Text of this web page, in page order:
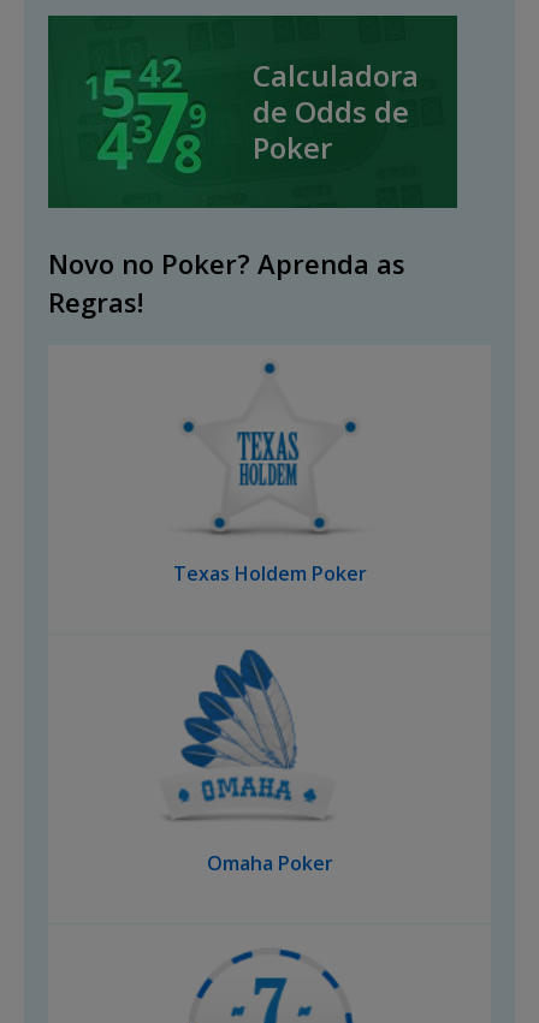
Calculadora
de Odds de
Poker
Novo no Poker? Aprenda as
Regras!
Texas Holdem Poker
Omaha Poker